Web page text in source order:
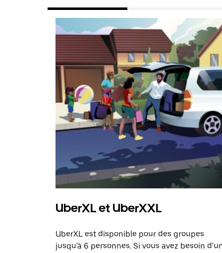
UberXL et UberXXL
UberXL est disponible pour des groupes
jusqu'à 6 personnes. Si vous avez besoin